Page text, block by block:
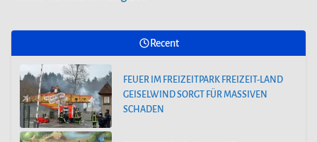
WASSERACHTERBAHN!
Recent
FEUER IM FREIZEITPARK FREIZEIT-LAND
GEISELWIND SORGT FÜR MASSIVEN
SCHADEN